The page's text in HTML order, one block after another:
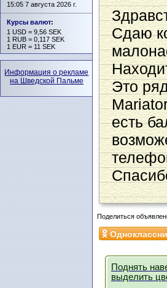
Сдаю
Это
есть
Поделиться
Поднять
выделить
15:05 7 августа 2026 г.
Курсы валют:
1 USD = 9,56 SEK
1 RUB = 0,117 SEK
1 EUR = 11 SEK
Информация о рекламе
на Шведской Пальме